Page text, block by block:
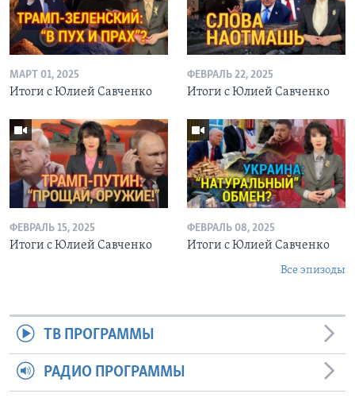
МАРТ 01, 2025
Итоги с Юлией Савченко
ФЕВРАЛЬ 22, 2025
Итоги с Юлией Савченко
ФЕВРАЛЬ 15, 2025
Итоги с Юлией Савченко
ФЕВРАЛЬ 08, 2025
Итоги с Юлией Савченко
Все эпизоды
ТВ ПРОГРАММЫ
РАДИО ПРОГРАММЫ